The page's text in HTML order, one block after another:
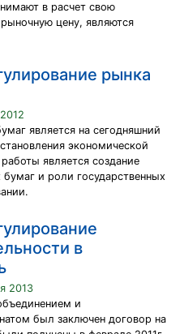
в расчет свою
цену, являются
рынка
является на сегодняшний
экономической
является создание
и роли государственных
в
2013
и
был заключен договор на